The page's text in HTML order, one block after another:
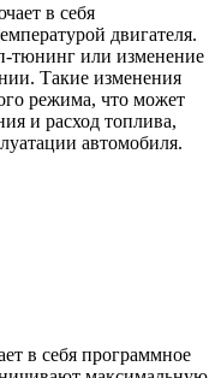
в себя
двигателя.
тюнинг или изменение
Такие изменения
режима, что может
и расход топлива,
автомобиля.
в себя программное